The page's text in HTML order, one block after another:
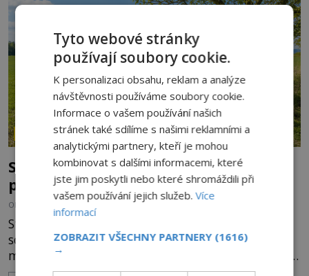
ZÁHADY HISTORIE
Smírčí kříže: Kamenní svědkové vražd,
pomsty a dávných vin
OD HELENA STEJSKALOVÁ 9.8.2026
Stojí mlčky u starých cest, na okrajích polí nebo
schované v lese. Některé mají na těle vytesaný
meč, jiné sekeru, v dalším případě jde jen o prostý
kříž. Na první pohled vypadají jako zapomenuté
Tyto webové stránky
používají soubory cookie.
K personalizaci obsahu, reklam a analýze
návštěvnosti používáme soubory cookie.
Informace o vašem používání našich
stránek také sdílíme s našimi reklamními a
analytickými partnery, kteří je mohou
kombinovat s dalšími informacemi, které
jste jim poskytli nebo které shromáždili při
vašem používání jejich služeb.Více
informací
ZOBRAZIT VŠECHNY PARTNERY (1616)
→